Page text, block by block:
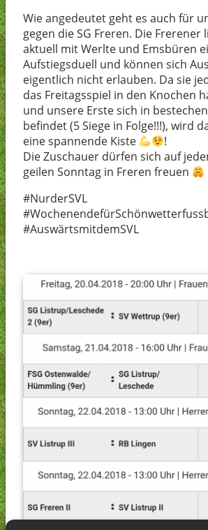
Wie angedeutet geht es auch für
gegen die SG Freren. Die Frerener
aktuell mit Werlte und Emsbüren
Aufstiegsduell und können sich
eigentlich nicht erlauben. Da sie
das Freitagsspiel in den Knochen
und unsere Erste sich in
befindet (5 Siege in Folge!!!), wird
eine spannende Kiste
!
Die Zuschauer dürfen sich auf
geilen Sonntag in Freren freuen
#NurderSVL
#AuswärtsmitdemSVL